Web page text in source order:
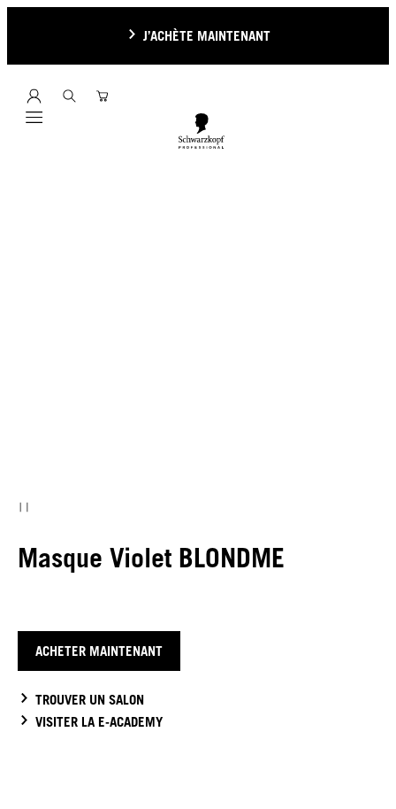
J’ACHÈTE MAINTENANT
Mobile navigation
Masque Violet BLONDME
ACHETER MAINTENANT
TROUVER UN SALON
VISITER LA E-ACADEMY